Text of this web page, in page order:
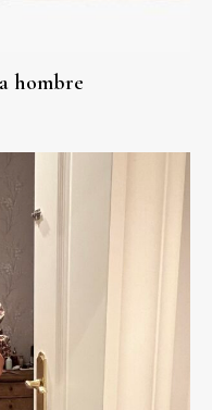
hombre